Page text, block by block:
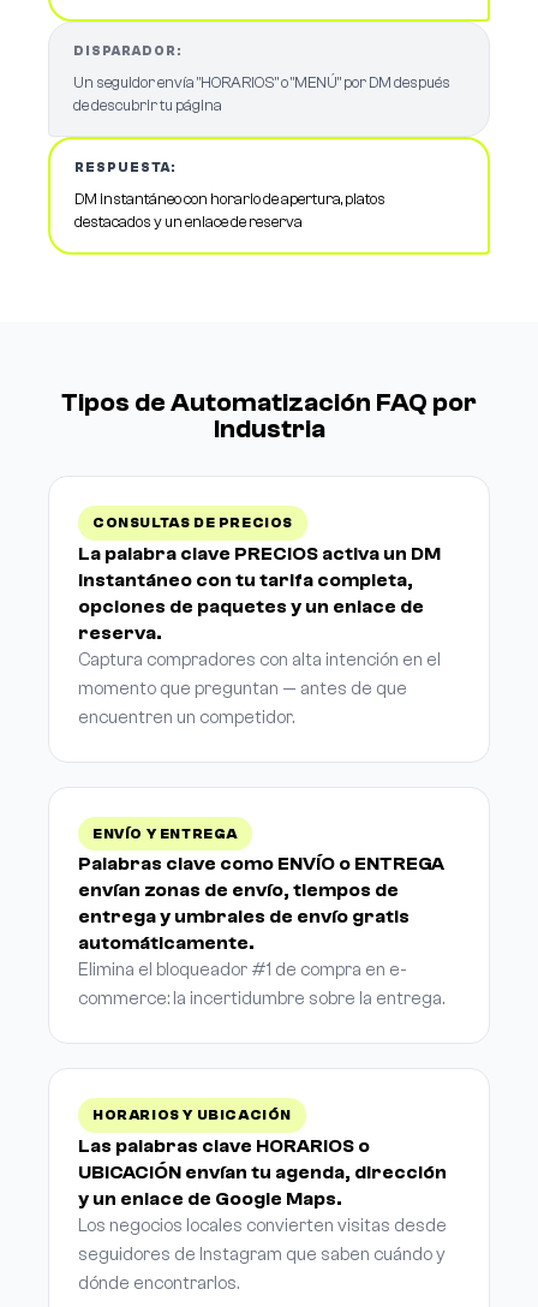
DISPARADOR:
Un seguidor envía "HORARIOS" o "MENÚ" por DM después
de descubrir tu página
RESPUESTA:
DM instantáneo con horario de apertura, platos
destacados y un enlace de reserva
Tipos de Automatización FAQ por
Industria
CONSULTAS DE PRECIOS
La palabra clave PRECIOS activa un DM
instantáneo con tu tarifa completa,
opciones de paquetes y un enlace de
reserva.
Captura compradores con alta intención en el
momento que preguntan — antes de que
encuentren un competidor.
ENVÍO Y ENTREGA
Palabras clave como ENVÍO o ENTREGA
envían zonas de envío, tiempos de
entrega y umbrales de envío gratis
automáticamente.
Elimina el bloqueador #1 de compra en e-
commerce: la incertidumbre sobre la entrega.
HORARIOS Y UBICACIÓN
Las palabras clave HORARIOS o
UBICACIÓN envían tu agenda, dirección
y un enlace de Google Maps.
Los negocios locales convierten visitas desde
seguidores de Instagram que saben cuándo y
dónde encontrarlos.